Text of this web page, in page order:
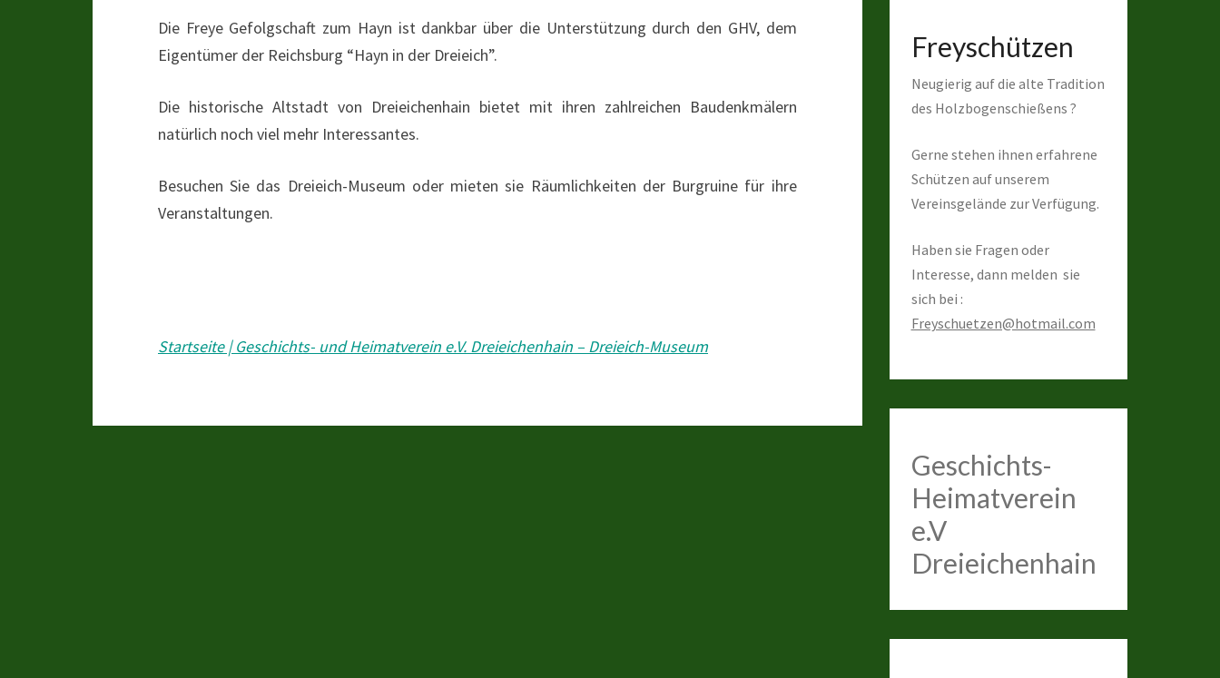
Die Freye Gefolgschaft zum Hayn ist dankbar über die Unterstützung durch den GHV, dem
Eigentümer der Reichsburg “Hayn in der Dreieich”.
Die historische Altstadt von Dreieichenhain bietet mit ihren zahlreichen Baudenkmälern
natürlich noch viel mehr Interessantes.
Besuchen Sie das Dreieich-Museum oder mieten sie Räumlichkeiten der Burgruine für ihre
Veranstaltungen.
Startseite | Geschichts- und Heimatverein e.V. Dreieichenhain – Dreieich-Museum
Freyschützen
Neugierig auf die alte Tradition
des Holzbogenschießens ?
Gerne stehen ihnen erfahrene
Schützen auf unserem
Vereinsgelände zur Verfügung.
Haben sie Fragen oder
Interesse, dann melden sie
sich bei :
Freyschuetzen@hotmail.com
Geschichts-
Heimatverein
e.V
Dreieichenhain